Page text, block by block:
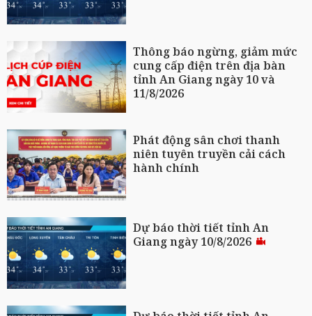
Thông báo ngừng, giảm mức
cung cấp điện trên địa bàn
tỉnh An Giang ngày 10 và
11/8/2026
Phát động sân chơi thanh
niên tuyên truyền cải cách
hành chính
Dự báo thời tiết tỉnh An
Giang ngày 10/8/2026